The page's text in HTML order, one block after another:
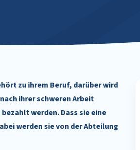
zu ihrem Beruf, darüber wird
ihrer schweren Arbeit
werden. Dass sie eine
werden sie von der Abteilung